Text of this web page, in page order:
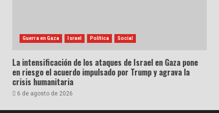
Guerra en Gaza Israel Política Social
La intensificación de los ataques de Israel en Gaza pone
en riesgo el acuerdo impulsado por Trump y agrava la
crisis humanitaria
6 de agosto de 2026